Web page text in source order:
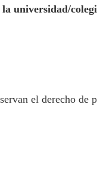
universidad/
el derecho de